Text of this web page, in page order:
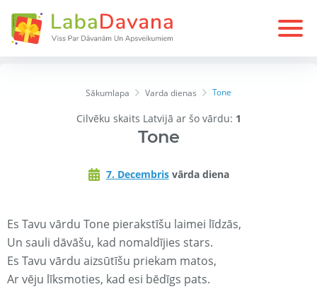
Sākumlapa Varda dienas Tone
Cilvēku skaits Latvijā ar šo vārdu: 1
Tone
7. Decembrisvārda diena
Es Tavu vārdu Tone pierakstīšu laimei līdzās,
Un sauli dāvāšu, kad nomaldījies stars.
Es Tavu vārdu aizsūtīšu priekam matos,
Ar vēju līksmoties, kad esi bēdīgs pats.